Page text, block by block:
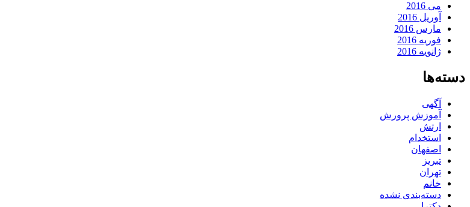
می 2016
آوریل 2016
مارس 2016
فوریه 2016
ژانویه 2016
دسته‌ها
آگهی
آموزش پرورش
ارتش
استخدام
اصفهان
تبریز
تهران
خانم
دسته‌بندی نشده